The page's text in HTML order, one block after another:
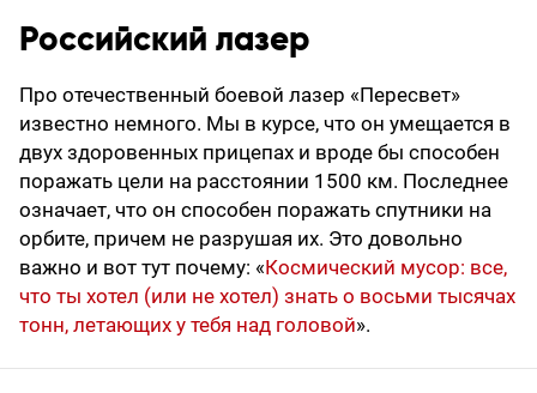
Российский лазер
Про отечественный боевой лазер «Пересвет»
известно немного. Мы в курсе, что он умещается в
двух здоровенных прицепах и вроде бы способен
поражать цели на расстоянии 1500 км. Последнее
означает, что он способен поражать спутники на
орбите, причем не разрушая их. Это довольно
важно и вот тут почему: «Космический мусор: все,
что ты хотел (или не хотел) знать о восьми тысячах
тонн, летающих у тебя над головой».